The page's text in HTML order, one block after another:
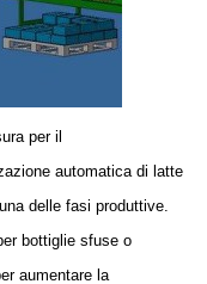
per il
automatica di latte
delle fasi produttive.
bottiglie sfuse o
aumentare la